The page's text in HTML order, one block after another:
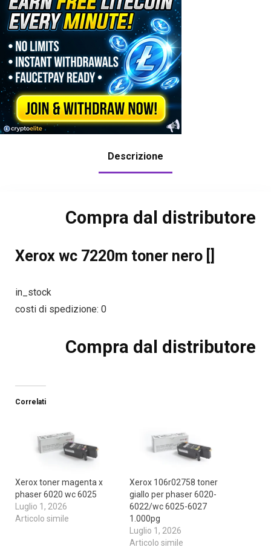
Descrizione
Compra dal distributore
Xerox wc 7220m toner nero []
in_stock
costi di spedizione: 0
Compra dal distributore
Correlati
Xerox toner magenta x
phaser 6020 wc 6025
Luglio 1, 2026
Articolo simile
Xerox 106r02758 toner
giallo per phaser 6020-
6022/wc 6025-6027
1.000pg
Luglio 1, 2026
Articolo simile